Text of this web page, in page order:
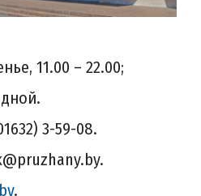
11.00 – 22.00;
3-59-08.
.